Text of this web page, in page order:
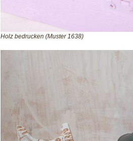
Holz bedrucken (Muster 1638)